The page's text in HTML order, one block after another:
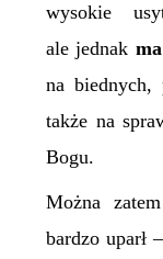
wysokie
ale jednak
na biednych,
także na
Bogu.
Można
bardzo uparł